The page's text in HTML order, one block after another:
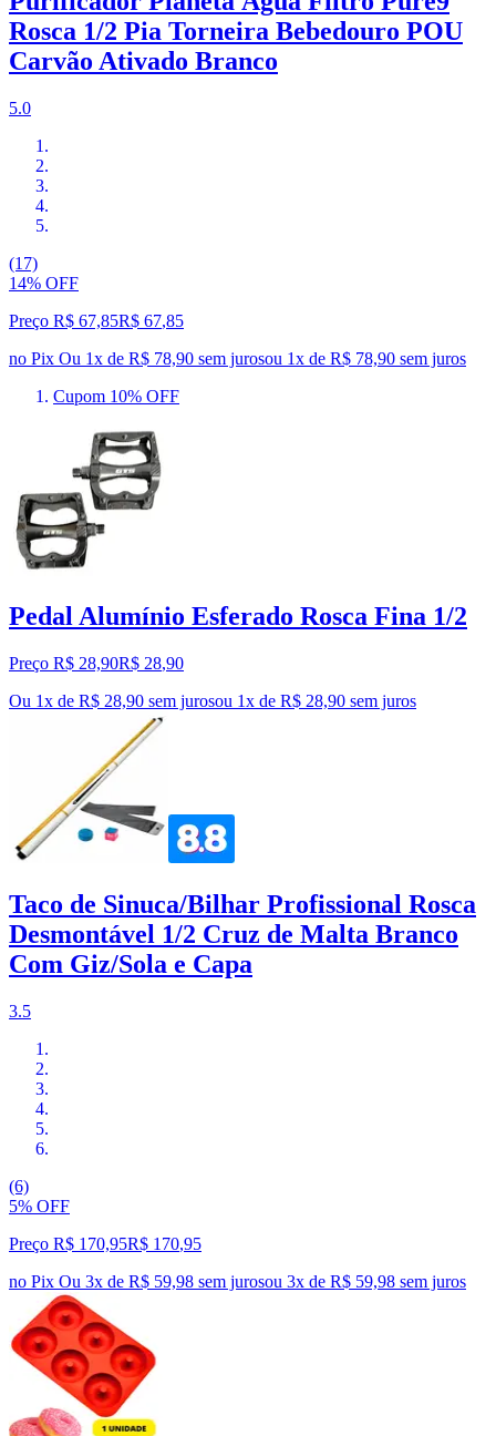
Rosca 1/2 Pia Torneira Bebedouro POU
Carvão Ativado Branco
5.0
(17)
14% OFF
Preço R$ 67,85R$ 67,85
no Pix Ou 1x de R$ 78,90 sem jurosou 1x de R$ 78,90 sem juros
Cupom 10% OFF
Pedal Alumínio Esferado Rosca Fina 1/2
Preço R$ 28,90R$ 28,90
Ou 1x de R$ 28,90 sem jurosou 1x de R$ 28,90 sem juros
Taco de Sinuca/Bilhar Profissional Rosca
Desmontável 1/2 Cruz de Malta Branco
Com Giz/Sola e Capa
3.5
(6)
5% OFF
Preço R$ 170,95R$ 170,95
no Pix Ou 3x de R$ 59,98 sem jurosou 3x de R$ 59,98 sem juros